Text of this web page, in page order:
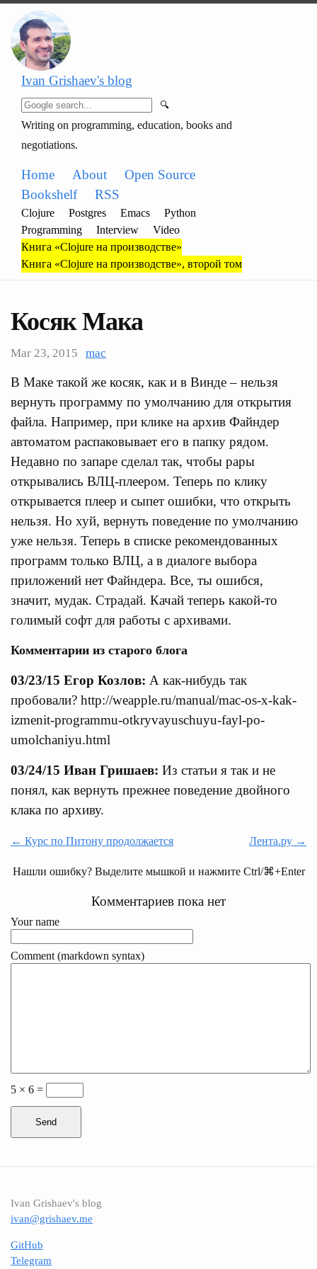
Ivan Grishaev's blog
🔍
Writing on programming, education, books and
negotiations.
Home About
Open Source
Bookshelf
RSS
Clojure Postgres Emacs
Python
Programming
Interview
Video
Книга «Clojure на производстве»
Книга «Clojure на производстве», второй том
Косяк Мака
Mar 23, 2015 mac
В Маке такой же косяк, как и в Винде – нельзя
вернуть программу по умолчанию для открытия
файла. Например, при клике на архив Файндер
автоматом распаковывает его в папку рядом.
Недавно по запаре сделал так, чтобы рары
открывались ВЛЦ-плеером. Теперь по клику
открывается плеер и сыпет ошибки, что открыть
нельзя. Но хуй, вернуть поведение по умолчанию
уже нельзя. Теперь в списке рекомендованных
программ только ВЛЦ, а в диалоге выбора
приложений нет Файндера. Все, ты ошибся,
значит, мудак. Страдай. Качай теперь какой-то
голимый софт для работы с архивами.
Комментарии из старого блога
03/23/15 Егор Козлов: А как-нибудь так
пробовали? http://weapple.ru/manual/mac-os-x-kak-
izmenit-programmu-otkryvayuschuyu-fayl-po-
umolchaniyu.html
03/24/15 Иван Гришаев: Из статьи я так и не
понял, как вернуть прежнее поведение двойного
клака по архиву.
← Курс по Питону продолжается Лента.ру →
Нашли ошибку? Выделите мышкой и нажмите Ctrl/⌘+Enter
Комментариев пока нет
Your name
Comment (markdown syntax)
5 × 6 =
Send
Ivan Grishaev's blog
ivan@grishaev.me
GitHub
Telegram